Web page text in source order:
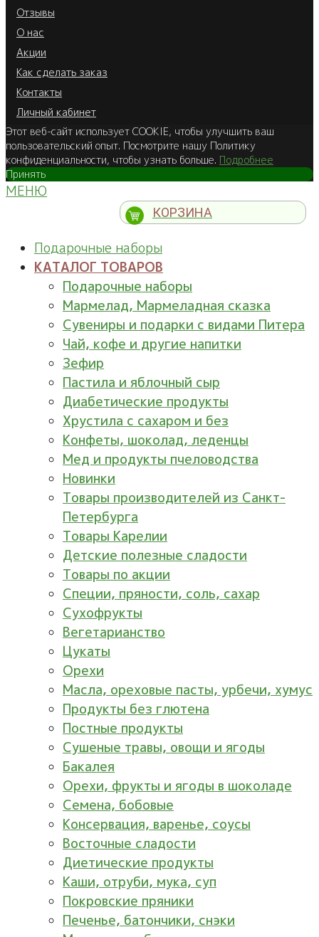
Отзывы
О нас
Акции
Как сделать заказ
Контакты
Личный кабинет
Этот веб-сайт использует COOKIE, чтобы улучшить ваш
пользовательский опыт. Посмотрите нашу Политику
конфиденциальности, чтобы узнать больше. Подробнее
Принять
МЕНЮ
КОРЗИНА
Подарочные наборы
КАТАЛОГ ТОВАРОВ
Подарочные наборы
Мармелад, Мармеладная сказка
Сувениры и подарки с видами Питера
Чай, кофе и другие напитки
Зефир
Пастила и яблочный сыр
Диабетические продукты
Хрустила с сахаром и без
Конфеты, шоколад, леденцы
Мед и продукты пчеловодства
Новинки
Товары производителей из Санкт-
Петербурга
Товары Карелии
Детские полезные сладости
Товары по акции
Специи, пряности, соль, сахар
Сухофрукты
Вегетарианство
Цукаты
Орехи
Масла, ореховые пасты, урбечи, хумус
Продукты без глютена
Постные продукты
Сушеные травы, овощи и ягоды
Бакалея
Орехи, фрукты и ягоды в шоколаде
Семена, бобовые
Консервация, варенье, соусы
Восточные сладости
Диетические продукты
Каши, отруби, мука, суп
Покровские пряники
Печенье, батончики, снэки